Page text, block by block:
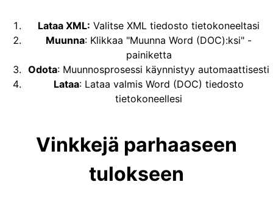
Lataa XML: Valitse XML tiedosto tietokoneeltasi
Muunna: Klikkaa "Muunna Word (DOC):ksi" -
painiketta
Odota: Muunnosprosessi käynnistyy automaattisesti
Lataa: Lataa valmis Word (DOC) tiedosto
tietokoneellesi
Vinkkejä parhaaseen
tulokseen